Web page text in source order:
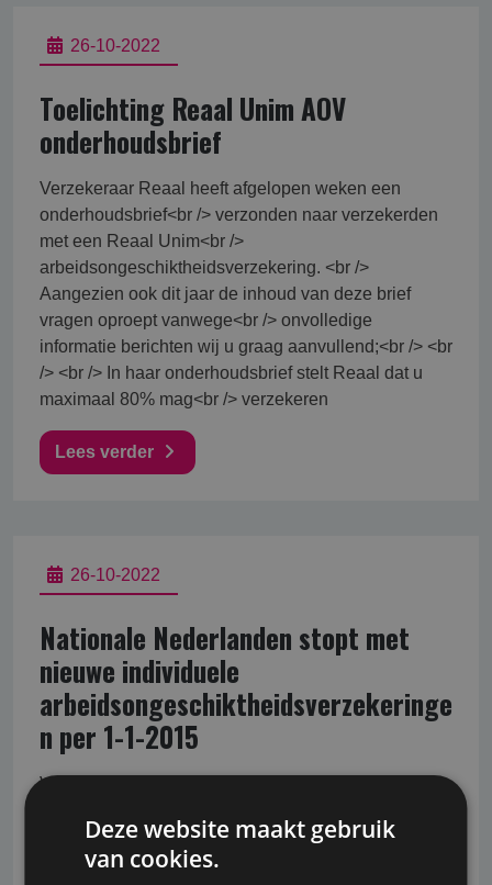
26-10-2022
Toelichting Reaal Unim AOV
onderhoudsbrief
Verzekeraar Reaal heeft afgelopen weken een
onderhoudsbrief<br /> verzonden naar verzekerden
met een Reaal Unim<br />
arbeidsongeschiktheidsverzekering. <br />
Aangezien ook dit jaar de inhoud van deze brief
vragen oproept vanwege<br /> onvolledige
informatie berichten wij u graag aanvullend;<br /> <br
/> <br /> In haar onderhoudsbrief stelt Reaal dat u
maximaal 80% mag<br /> verzekeren
Lees verder
26-10-2022
Nationale Nederlanden stopt met
nieuwe individuele
arbeidsongeschiktheidsverzekeringe
n per 1-1-2015
Verzekeraar Nationale Nederlanden heeft op 3
2015 geen individuele
arbeidsongeschiktheidsverzekeringen meer
Deze website maakt gebruik
van cookies.